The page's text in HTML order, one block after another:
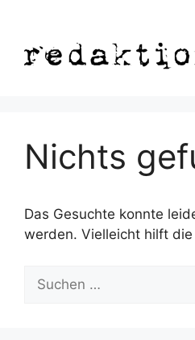
springen
Nichts
Das Gesuchte konnte
werden. Vielleicht hilft
nach: